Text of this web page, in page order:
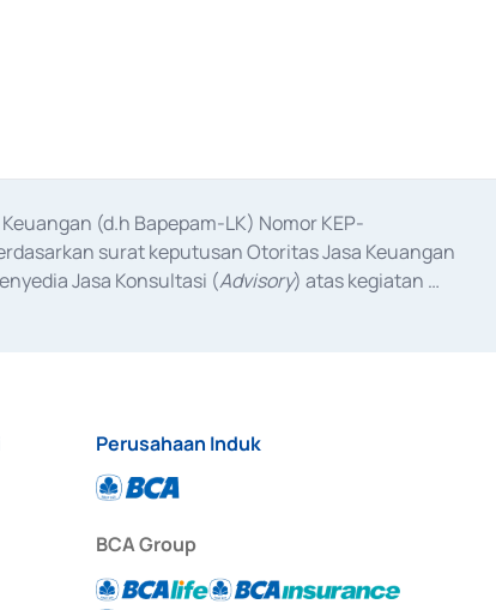
(d.h Bapepam-LK) Nomor KEP-
surat keputusan Otoritas Jasa Keuangan
Jasa Konsultasi (Advisory) atas kegiatan
Perusahaan Induk
BCA Group